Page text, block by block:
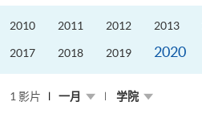
2010 2011 2012 2013
2017 2018 2019 2020
1 影片 一月 学院